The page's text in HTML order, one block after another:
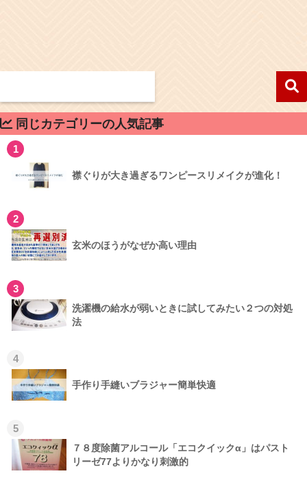
同じカテゴリーの人気記事
1
襟ぐりが大き過ぎるワンピースリメイクが進化！
2
玄米のほうがなぜか高い理由
3
洗濯機の給水が弱いときに試してみたい２つの対処
法
4
手作り手縫いブラジャー簡単快適
5
７８度除菌アルコール「エコクイックα」はパスト
リーゼ77よりかなり刺激的